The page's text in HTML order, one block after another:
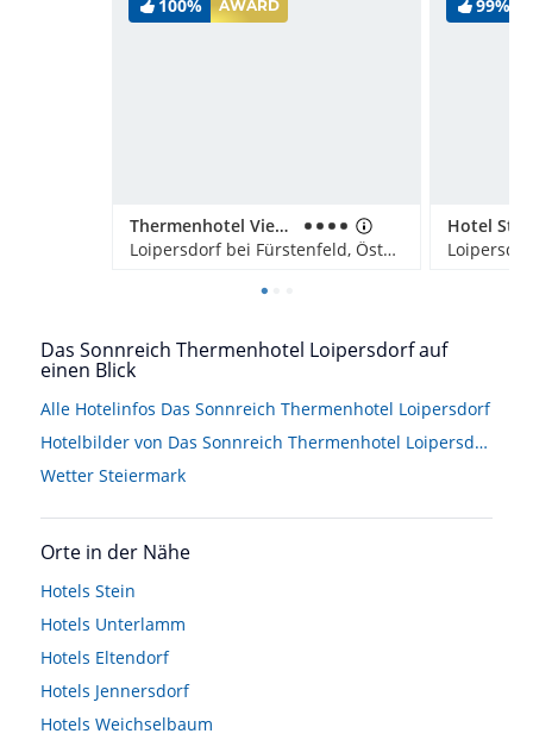
100% AWARD
Thermenhotel Vier Jahreszeiten Loipersdorf
Loipersdorf bei Fürstenfeld, Österreich
99%
Hotel
Das Sonnreich Thermenhotel Loipersdorf auf
einen Blick
Alle Hotelinfos Das Sonnreich Thermenhotel Loipersdorf
Hotelbilder von Das Sonnreich Thermenhotel Loipersdorf
Wetter Steiermark
Orte in der Nähe
Hotels Stein
Hotels Unterlamm
Hotels Eltendorf
Hotels Jennersdorf
Hotels Weichselbaum